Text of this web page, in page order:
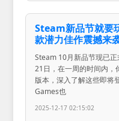
Steam新品节就要
款潜力佳作震撼来
Steam 10月新品节现已
21日，在一周的时间内，
版本，深入了解这些即将
Games也
2025-12-17 02:15:02